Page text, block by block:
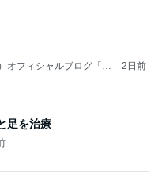
オフィシャルブログ「俺
2日前
足を治療